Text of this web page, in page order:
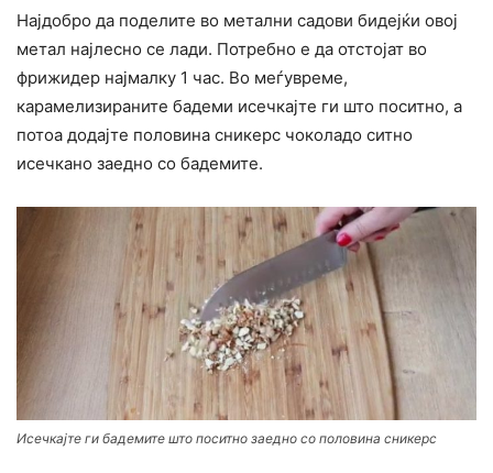
Најдобро да поделите во метални садови бидејќи овој
метал најлесно се лади. Потребно е да отстојат во
фрижидер најмалку 1 час. Во меѓувреме,
карамелизираните бадеми исечкајте ги што поситно, а
потоа додајте половина сникерс чоколадо ситно
исечкано заедно со бадемите.
Исечкајте ги бадемите што поситно заедно со половина сникерс